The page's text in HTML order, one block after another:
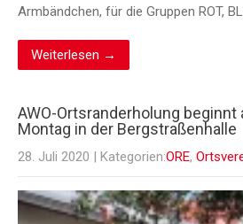
Armbändchen, für die Gruppen ROT,
Weiterlesen →
AWO-Ortsranderholung
Montag in der Bergstraßenhalle
28. Juli 2020 | Kategorien:ORE,